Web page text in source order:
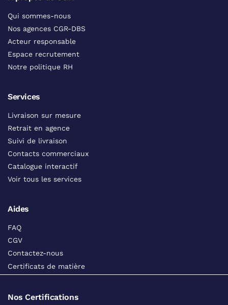
Qui sommes-nous
Nos agences CGR-DBS
Acteur responsable
Espace recrutement
Notre politique RH
Services
Livraison sur mesure
Retrait en agence
Suivi de livraison
Contacts commerciaux
Catalogue interactif
Voir tous les services
Aides
FAQ
CGV
Contactez-nous
Certificats de matière
Nos Certifications